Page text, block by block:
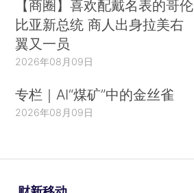
【商圈】喜欢配戴名表的哥伦
比亚新总统 商人出身拉美右
翼又一员
2026年08月09日
专栏｜AI“煤矿”中的金丝雀
2026年08月09日